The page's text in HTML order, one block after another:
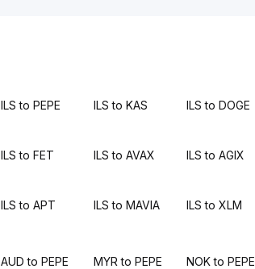
ILS to PEPE ILS to KAS ILS to DOGE
ILS to FET ILS to AVAX ILS to AGIX
ILS to APT ILS to MAVIA ILS to XLM
AUD to PEPE MYR to PEPE NOK to PEPE